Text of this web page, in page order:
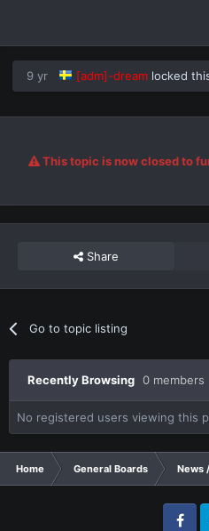
9 yr [adm]-dream locked
This topic is now closed to
Share
Go to topic listing
Recently Browsing 0 members
No registered users viewing this
Home General Boards News